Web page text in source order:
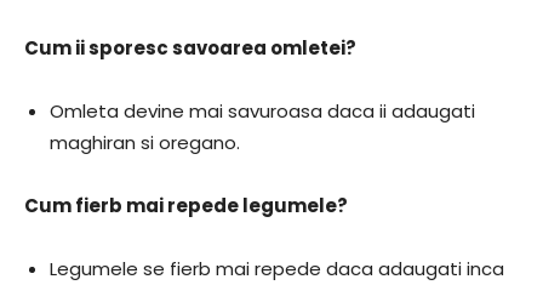
Cum ii sporesc savoarea omletei?
Omleta devine mai savuroasa daca ii adaugati
maghiran si oregano.
Cum fierb mai repede legumele?
Legumele se fierb mai repede daca adaugati inca